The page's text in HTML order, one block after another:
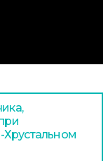
Хрустальном